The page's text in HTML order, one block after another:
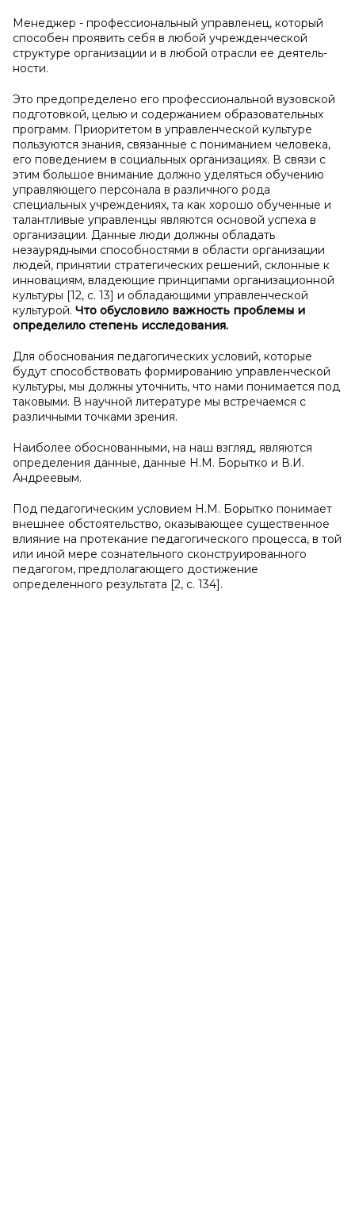
Менеджер - про­фессиональный управленец, который
способен проявить себя в любой учрежденческой
структуре организации и в любой отрасли ее деятель­
ности.
Это предопределено его профессиональной вузовской
подготов­кой, целью и содержанием образовательных
программ. Приоритетом в управленческой культуре
пользуются знания, связанные с пониманием человека,
его поведением в социальных организациях. В связи с
этим большое внимание должно уделяться обучению
управляющего персонала в различного рода
специальных учреждениях, та как хорошо обученные и
талантливые управленцы являются основой успеха в
организации. Данные люди должны обладать
незаурядными способностями в области организации
людей, принятии стратегических решений, склонные к
инновациям, владеющие принципами организационной
культуры [12, с. 13] и обладающими управленческой
культурой. Что обусловило важность проблемы и
определило степень исследования.
Для обоснования педагогических условий, которые
будут способствовать формированию управленческой
культуры, мы должны уточнить, что нами понимается под
таковыми. В научной литературе мы встречаемся с
различными точками зрения.
Наиболее обоснованными, на наш взгляд, являются
определения данные, данные Н.М. Борытко и В.И.
Андреевым.
Под педагогическим условием Н.М. Борытко понимает
внешнее обстоятельство, оказывающее существенное
влияние на протекание педагогического процесса, в той
или иной мере сознательного сконструированного
педагогом, предполагающего достижение
определенного результата [2, с. 134].